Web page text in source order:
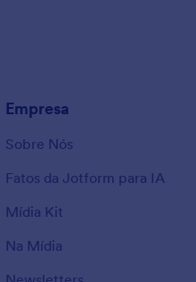
Empresa
Sobre Nós
Fatos da Jotform para IA
Mídia Kit
Na Mídia